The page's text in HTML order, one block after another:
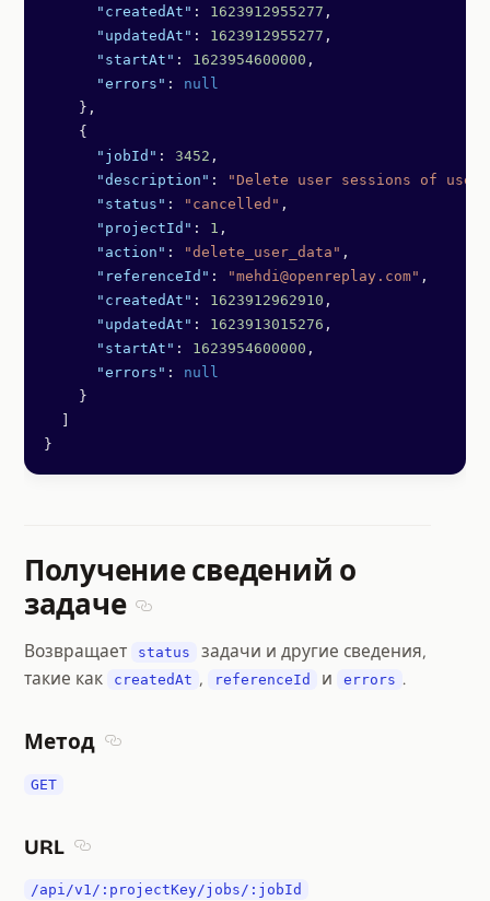
      "createdAt"
: 1623912955277 ,
      "updatedAt"
: 1623912955277 ,
      "startAt"
: 1623954600000 ,
      "errors"
: null
    },
    {
      "jobId"
: 3452 ,
      "description"
:
"Delete user sessions of userId
      "status"
: "cancelled" ,
      "projectId"
: 1 ,
      "action"
: "delete_user_data" ,
      "referenceId"
: "mehdi@openreplay.com" ,
      "createdAt"
: 1623912962910 ,
      "updatedAt"
: 1623913015276 ,
      "startAt"
: 1623954600000 ,
      "errors"
: null
    }
}
Получение сведений о
задаче
Возвращает
status
задачи и другие сведения,
такие как
createdAt , referenceId и errors .
Метод
GET
URL
/api/v1/:projectKey/jobs/:jobId